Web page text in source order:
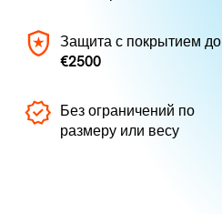
Защита с покрытием до
€2500
Без ограничений по
размеру или весу